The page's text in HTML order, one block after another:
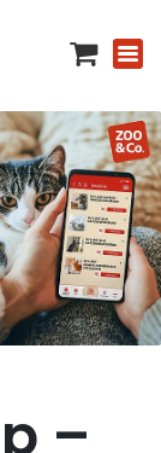
–